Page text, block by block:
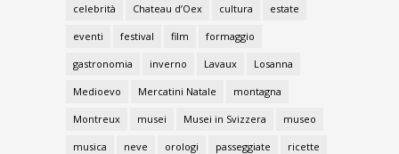
celebrità Chateau d’Oex cultura estate
eventi festival film formaggio
gastronomia inverno Lavaux Losanna
Medioevo Mercatini Natale montagna
Montreux musei Musei in Svizzera museo
musica neve orologi passeggiate ricette